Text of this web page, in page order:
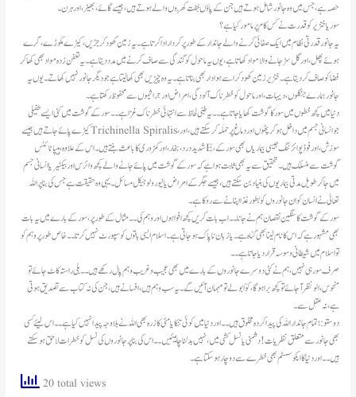
حصہ ہے، جس میں وہ جانور شامل ہوتے ہیں جن کے پاؤں جُفت کھُروں والے ہوتے ہیں، جیسے گائے، بھیڑ، اور ہرن۔
سور یا خنزیر کو قدرت نے کس کام پر مامور کیا ہے؟
یہ جانورقدرتی نظام میں ایک صفائی کرنے والے جاندار کے طور پر کردار ادا کرتا ہے۔ یہ زمین کھود کر جڑیں، کیڑے مکوڑے، گرے
ہوئے پھل، اور گل سڑ جانے والا مواد کھاتا ہے، یوں یہ ماحول کو گندگی سے صاف کرنے میں مدد دیتا ہے۔ یہ تعفن زدہ مواد بھی کھا کر
فضا کو صاف کر دیتا ہے۔خنزیر زمین کھود کر اسے ہوا دار بھی بناتا ہے۔ یہ وہ چیزیں بھی کھا لیتا ہے جو دیگر جانور نہیں کھاتے۔ یوں یہ
جانور ہمارے جنگلوں، دیہات، اور ماحول کو خطرناک آلودگی، امراض اور جراثیموں سے محفوظ رکھتا ہے۔
دنیا میں کچھ خطوں میں سور کا گوشت کھایا جاتا ہے۔۔یہ طبی لحاظ سے انتہائی خطرناک غزا ہے۔۔سور کے گوشت میں کئی ایسے طفیلی
کیڑے پائے جاتے ہیں جیسے Trichinella Spiralis، جو انسانی جسم میں داخل ہو کر پٹھوں اور دماغ پر حملہ کر سکتے ہیں، اور
شدید درد، بخار، اور کمزوری کا باعث بنتے ہیں۔ اس کے علاوہ، ہیپاٹائٹس E، سوزش، اور فوڈ پوائزننگ جیسی بیماریاں بھی سور کے
گوشت سے منسلک ہیں۔ تحقیق سے یہ بھی ثابت ہوا ہے کہ سور کے گوشت میں پائے جانے والے کچھ وائرس اور بیکٹیریا انسانی جسم
میں جا کر طویل مدتی بیماریوں کی بنیاد بن سکتے ہیں، جیسے جگر کے امراض یا نیورولوجیکل مسائل۔ یہی وہ حقیقت ہے جس کی بنا پر اللہ
تعالیٰ نے انسان کو ان جانوروں کو بطور غذا اپنانے سے روکاہے۔
سورکے گوشت کا سنگین نقصان ہم نے جانا۔۔اب بات کریں کچھ افواہوں اوروہم کی۔۔مثال کے طور پر، سور کے بارے میں یہ بات
بھی مشہور ہے کہ اس کا نام لینا بھی گناہ ہے۔یا زبان ناپاک ہوجاتی ہے۔اسلام ایسی باتوں کو سپورٹ نہیں کرتا۔۔خاص طورپر وہم کو
تو اسلام میں شیطانی وسوسہ قراردیاجاتاہے۔۔
صرف سور ہی نہیں، ہم نے کئی دوسرے جانوروں کے بارے میں بھی عجیب و غریب وہم پال رکھے ہیں۔۔ بلی راستہ کاٹ جائے تو
منحوس، الو نظر آ جائے تو کچھ برا ہوگا، کوّا بولے تو مہمان آئیں گے۔ یہ سب وہم ہیں، افسانے ہیں، جن کی نہ کتاب سے تصدیق ہوتی
ہے، نہ عقل سے۔
دوستو:؛ تمام جاندار اللہ کی پیدا کردہ مخلوق ہیں۔۔اور دنیا میں کوئی تنکا یا مٹی کا زرہ بھی اللہ نے بلاوجہ پیدا نہیں کیا ہے۔۔اس لیئے کسی
بھی جانورسے متعلق نظریات! دشمنی یا نسل کشی میں، نہیں بدلنا چاہیئیں۔۔اس کی بنا پر جانوروں کی نسل کو خطرات لاحق ہوسکتے
ہیں۔۔اور دنیا کا ایکو سسٹم بھی خطرے سے دوچار ہو سکتا ہے۔
20 total views